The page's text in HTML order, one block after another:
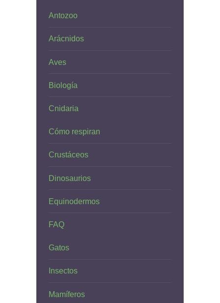
Antozoo
Arácnidos
Aves
Biología
Cnidaria
Cómo respiran
Crustáceos
Dinosaurios
Equinodermos
FAQ
Gatos
Insectos
Mamíferos